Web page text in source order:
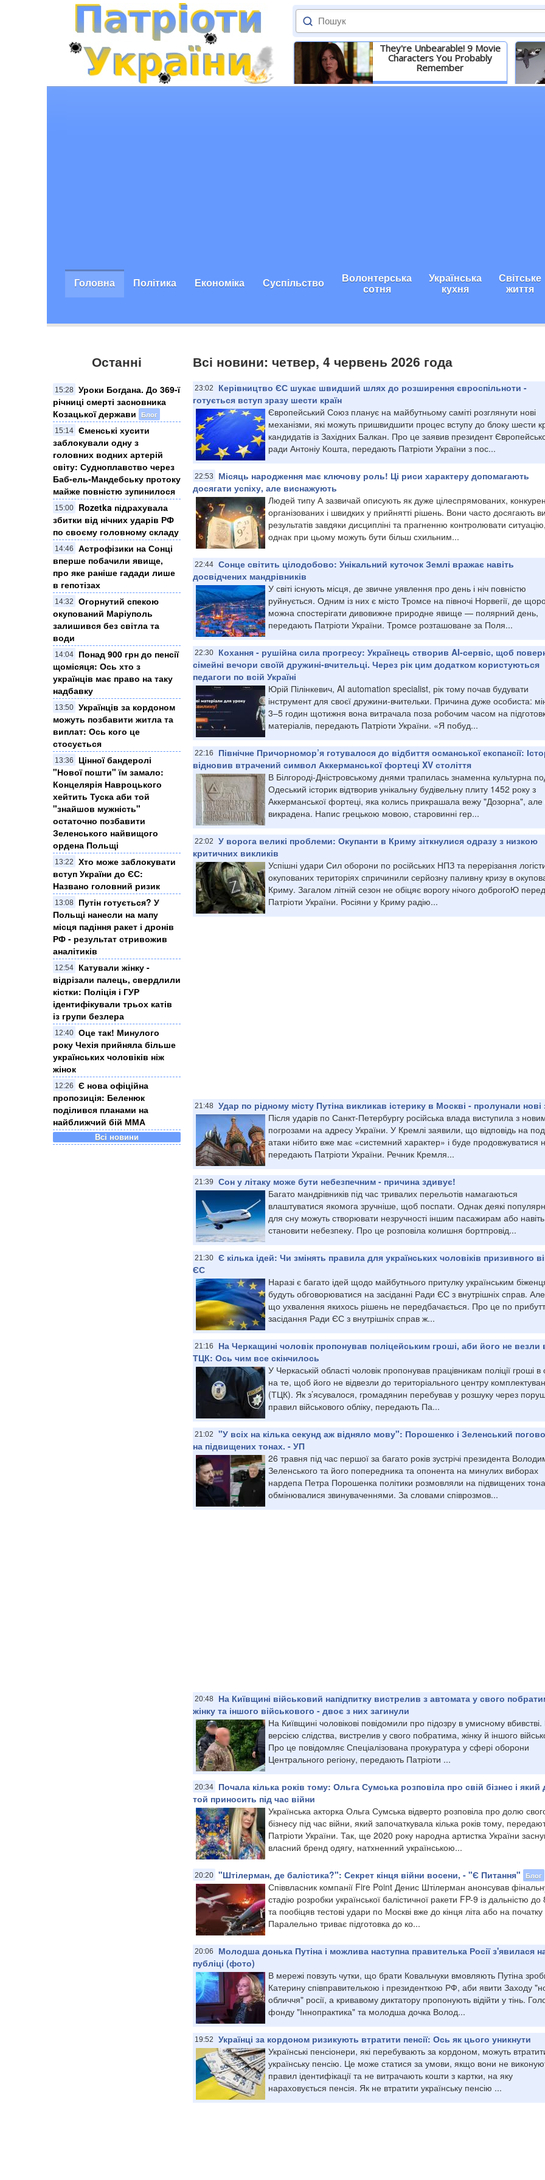
They're Unbearable! 9 Movie
Characters You Probably
Remember
Детальніше
Головна Політика Економіка Суспільство Волонтерська
сотня
Українська
кухня
Світське
життя
Останні
15:28 Уроки Богдана. До 369-ї
річниці смерті засновника
Козацької держави
Блог
15:14 Єменські хусити
заблокували одну з
головних водних артерій
світу: Судноплавство через
Баб-ель-Мандебську протоку
майже повністю зупинилося
15:00
Rozetka підрахувала
збитки від нічних ударів РФ
по своєму головному складу
14:46
Астрофізики на Сонці
вперше побачили явище,
про яке раніше гадади лише
в гепотізах
14:32
Огорнутий спекою
окупований Маріуполь
залишився без світла та
води
14:04
Понад 900 грн до пенсії
щомісяця: Ось хто з
українців має право на таку
надбавку
13:50 Українців за кордоном
можуть позбавити житла та
виплат: Ось кого це
стосується
13:36
Цінної бандеролі
"Нової пошти" їм замало:
Концелярія Навроцького
хейтить Туска аби той
"знайшов мужність"
остаточно позбавити
Зеленського найвищого
ордена Польщі
13:22
Хто може заблокувати
вступ України до ЄС:
Названо головний ризик
13:08
Путін готується? У
Польщі нанесли на мапу
місця падіння ракет і дронів
РФ - результат стривожив
аналітиків
12:54
Катували жінку -
відрізали палець, свердлили
кістки: Поліція і ГУР
ідентифікували трьох катів
із групи безлера
12:40 Оце так! Минулого
року Чехія прийняла більше
українських чоловіків ніж
жінок
12:26
Є нова офіційна
пропозиція: Беленюк
поділився планами на
найближчий бій ММА
Всі новини
Всі новини: четвер, 4 червень 2026 года
23:02
Керівництво ЄС шукає швидший шлях до розширення євроспільноти -
готується вступ зразу шести країн
Європейський Союз планує на майбутньому саміті розглянути нові
механізми, які можуть пришвидшити процес вступу до блоку шести
кандидатів із Західних Балкан. Про це заявив президент
ради Антоніу Кошта, передають Патріоти України з пос...
22:53
Місяць народження має ключову роль! Ці риси характеру допомагають
досягати успіху, але виснажують
Людей типу А зазвичай описують як дуже цілеспрямованих,
організованих і швидких у прийнятті рішень. Вони часто досягають
результатів завдяки дисципліні та прагненню контролювати ситуацію,
однак при цьому можуть бути більш схильним...
22:44 Сонце світить цілодобово: Унікальний куточок Землі вражає навіть
досвідчених мандрівників
У світі існують місця, де звичне уявлення про день і ніч повністю
руйнується. Одним із них є місто Тромсе на півночі Норвегії, де
можна спостерігати дивовижне природне явище — полярний день,
передають Патріоти України. Тромсе розташоване за Поля...
22:30
Кохання - рушійна сила прогресу: Українець створив AI-сервіс, щоб
сімейні вечори своїй дружині-вчительці. Через рік цим додатком користуються
педагоги по всій Україні
Юрій Пілінкевич, AI automation specialist, рік тому почав будувати
інструмент для своєї дружини-вчительки. Причина дуже особиста:
3–5 годин щотижня вона витрачала поза робочим часом на
матеріалів, передають Патріоти України. «Я побуд...
22:16
Північне Причорномор’я готувалося до відбиття османської експансії:
відновив втрачений символ Аккерманської фортеці XV століття
В Білгороді-Дністровському днями трапилась знаменна культурна
Одеський історик відтворив унікальну будівельну плиту 1452 року з
Аккерманської фортеці, яка колись прикрашала вежу "Дозорна", але
викрадена. Напис грецькою мовою, старовинні гер...
22:02
У ворога великі проблеми: Окупанти в Криму зіткнулися одразу з низкою
критичних викликів
Успішні удари Сил оборони по російських НПЗ та перерізання
окупованих територіях спричинили серйозну паливну кризу в
Криму. Загалом літній сезон не обіцяє ворогу нічого доброгоЮ
Патріоти України. Росіяни у Криму радію...
21:48 Удар по рідному місту Путіна викликав істерику в Москві - пролунали нові
Після ударів по Санкт-Петербургу російська влада виступила з
погрозами на адресу України. У Кремлі заявили, що відповідь на
атаки нібито вже має «системний характер» і буде продовжуватися
передають Патріоти України. Речник Кремля...
21:39
Сон у літаку може бути небезпечним - причина здивує!
Багато мандрівників під час тривалих перельотів намагаються
влаштуватися якомога зручніше, щоб поспати. Однак деякі
для сну можуть створювати незручності іншим пасажирам або навіть
становити небезпеку. Про це розповіла колишня бортпровід...
21:30 Є кілька ідей: Чи змінять правила для українських чоловіків призивного
ЄС
Наразі є багато ідей щодо майбутнього притулку українським
будуть обговорюватися на засіданні Ради ЄС з внутрішніх справ.
що ухвалення якихось рішень не передбачається. Про це по
засідання Ради ЄС з внутрішніх справ ж...
21:16
На Черкащині чоловік пропонував поліцейським гроші, аби його не везли
ТЦК: Ось чим все скінчилось
У Черкаській області чоловік пропонував працівникам поліції гроші в
на те, щоб його не відвезли до територіального центру
(ТЦК). Як з’ясувалося, громадянин перебував у розшуку через
правил військового обліку, передають Па...
21:02
"У всіх на кілька секунд аж відняло мову": Порошенко і Зеленський
на підвищених тонах. - УП
26 травня під час першої за багато років зустрічі президента
Зеленського та його попередника та опонента на минулих виборах
нардепа Петра Порошенка політики розмовляли на підвищених
обмінювалися звинуваченнями. За словами співрозмов...
20:48
На Київщині військовий напідпитку вистрелив з автомата у свого
жінку та іншого військового - двоє з них загинули
На Київщині чоловікові повідомили про підозру в умисному вбивстві.
версією слідства, вистрелив у свого побратима, жінку й іншого
Про це повідомляє Спеціалізована прокуратура у сфері оборони
Центрального регіону, передають Патріоти ...
20:34
Почала кілька років тому: Ольга Сумська розповіла про свій бізнес і який
той приносить під час війни
Українська акторка Ольга Сумська відверто розповіла про долю
бізнесу під час війни, який започаткувала кілька років тому,
Патріоти України. Так, ще 2020 року народна артистка України
власний бренд одягу, натхненний українською...
20:20 "Штілерман, де балістика?": Секрет кінця війни восени, - "Є Питання" Блог
Співвласник компанії Fire Point Денис Штілерман анонсував
стадію розробки української балістичної ракети FP-9 із дальністю
та пообіцяв тестові удари по Москві вже до кінця літа або на початку
Паралельно триває підготовка до ко...
20:06
Молодша донька Путіна і можлива наступна правителька Росії з'явилася
публіці (фото)
В мережі повзуть чутки, що брати Ковальчуки вмовляють Путіна
Катерину співправителькою і президенткою РФ, аби явити Заходу
обличчя" росії, а кривавому диктатору пропонують відійти у тінь.
фонду "Іннопрактика" та молодша дочка Волод...
19:52
Українці за кордоном ризикують втратити пенсії: Ось як цього уникнути
Українські пенсіонери, які перебувають за кордоном, можуть
українську пенсію. Це може статися за умови, якщо вони не
правил ідентифікації та не витрачають кошти з картки, на яку
нараховується пенсія. Як не втратити українську пенсію ...